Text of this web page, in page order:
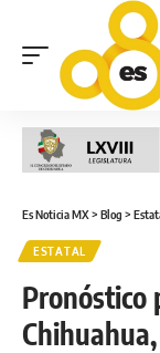
Es Noticia MX> Blog >
ESTATAL
Pronóstico